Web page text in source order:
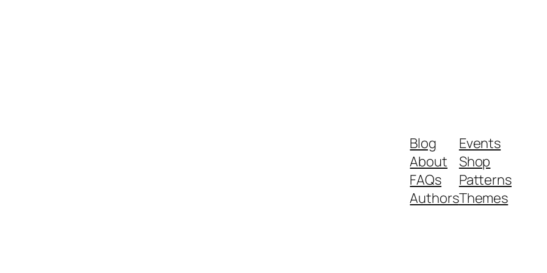
Blog
About
FAQs
Authors
Events
Shop
Patterns
Themes